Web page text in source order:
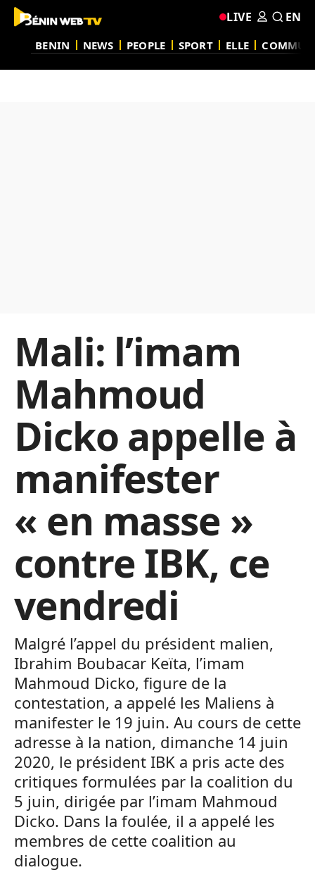
BENIN NEWS PEOPLE SPORT ELLE
LIVE EN
Mali: l’imam
Mahmoud
Dicko appelle à
manifester
« en masse »
contre IBK, ce
vendredi
Malgré l’appel du président malien,
Ibrahim Boubacar Keïta, l’imam
Mahmoud Dicko, figure de la
contestation, a appelé les Maliens à
manifester le 19 juin. Au cours de cette
adresse à la nation, dimanche 14 juin
2020, le président IBK a pris acte des
critiques formulées par la coalition du
5 juin, dirigée par l’imam Mahmoud
Dicko. Dans la foulée, il a appelé les
membres de cette coalition au
dialogue.